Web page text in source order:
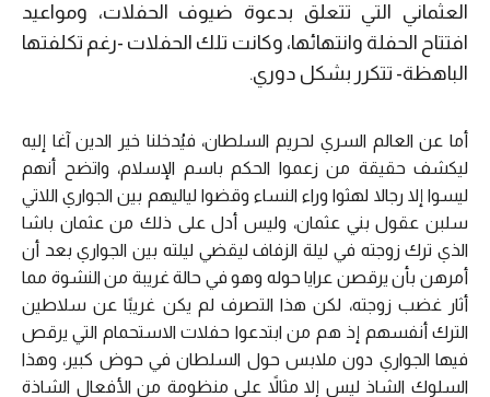
العثماني التي تتعلق بدعوة ضيوف الحفلات، ومواعيد
افتتاح الحفلة وانتهائها، وكانت تلك الحفلات -رغم تكلفتها
الباهظة- تتكرر بشكل دوري.
أما عن العالم السري لحريم السلطان، فيُدخلنا خير الدين آغا إليه
ليكشف حقيقة من زعموا الحكم باسم الإسلام، واتضح أنهم
ليسوا إلا رجالا لهثوا وراء النساء وقضوا لياليهم بين الجواري اللاتي
سلبن عقول بني عثمان، وليس أدل على ذلك من عثمان باشا
الذي ترك زوجته في ليلة الزفاف ليقضي ليلته بين الجواري بعد أن
أمرهن بأن يرقصن عرايا حوله وهو في حالة غريبة من النشوة مما
أثار غضب زوجته، لكن هذا التصرف لم يكن غريبًا عن سلاطين
الترك أنفسهم إذ هم من ابتدعوا حفلات الاستحمام التي يرقص
فيها الجواري دون ملابس حول السلطان في حوض كبير، وهذا
السلوك الشاذ ليس إلا مثالاً على منظومة من الأفعال الشاذة